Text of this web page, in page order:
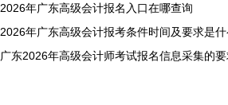
2026年广东高级会计报名入口在哪查询
2026年广东高级会计报考条件时间及要求是什
广东2026年高级会计师考试报名信息采集的